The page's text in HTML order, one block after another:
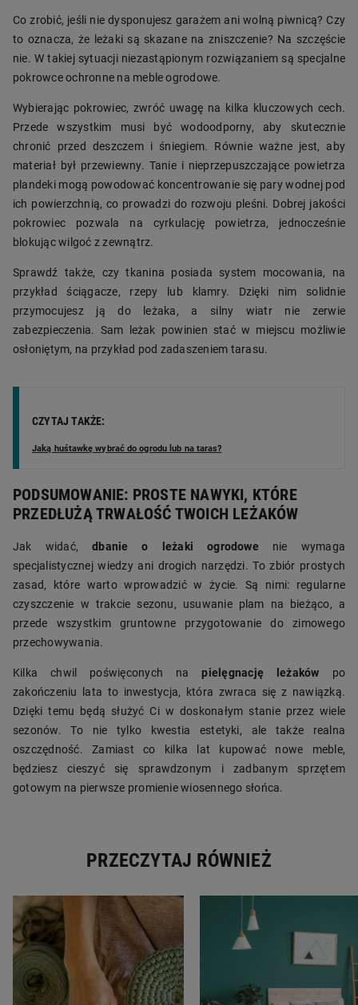
Co zrobić, jeśli nie dysponujesz garażem ani wolną piwnicą? Czy
to oznacza, że leżaki są skazane na zniszczenie? Na szczęście
nie. W takiej sytuacji niezastąpionym rozwiązaniem są specjalne
pokrowce ochronne na meble ogrodowe.
Wybierając pokrowiec, zwróć uwagę na kilka kluczowych cech.
Przede wszystkim musi być wodoodporny, aby skutecznie
chronić przed deszczem i śniegiem. Równie ważne jest, aby
materiał był przewiewny. Tanie i nieprzepuszczające powietrza
plandeki mogą powodować koncentrowanie się pary wodnej pod
ich powierzchnią, co prowadzi do rozwoju pleśni. Dobrej jakości
pokrowiec pozwala na cyrkulację powietrza, jednocześnie
blokując wilgoć z zewnątrz.
Sprawdź także, czy tkanina posiada system mocowania, na
przykład ściągacze, rzepy lub klamry. Dzięki nim solidnie
przymocujesz ją do leżaka, a silny wiatr nie zerwie
zabezpieczenia. Sam leżak powinien stać w miejscu możliwie
osłoniętym, na przykład pod zadaszeniem tarasu.
CZYTAJ TAKŻE:
Jaką huśtawkę wybrać do ogrodu lub na taras?
PODSUMOWANIE: PROSTE NAWYKI, KTÓRE
PRZEDŁUŻĄ TRWAŁOŚĆ TWOICH LEŻAKÓW
Jak widać,dbanie o leżaki ogrodowe nie wymaga
specjalistycznej wiedzy ani drogich narzędzi. To zbiór prostych
zasad, które warto wprowadzić w życie. Są nimi: regularne
czyszczenie w trakcie sezonu, usuwanie plam na bieżąco, a
przede wszystkim gruntowne przygotowanie do zimowego
przechowywania.
Kilka chwil poświęconych napielęgnację leżaków po
zakończeniu lata to inwestycja, która zwraca się z nawiązką.
Dzięki temu będą służyć Ci w doskonałym stanie przez wiele
sezonów. To nie tylko kwestia estetyki, ale także realna
oszczędność. Zamiast co kilka lat kupować nowe meble,
będziesz cieszyć się sprawdzonym i zadbanym sprzętem
gotowym na pierwsze promienie wiosennego słońca.
PRZECZYTAJ RÓWNIEŻ